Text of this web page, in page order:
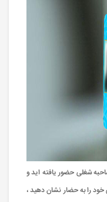
شغلی حضور یافته اید و
را به حضار نشان دهید ،